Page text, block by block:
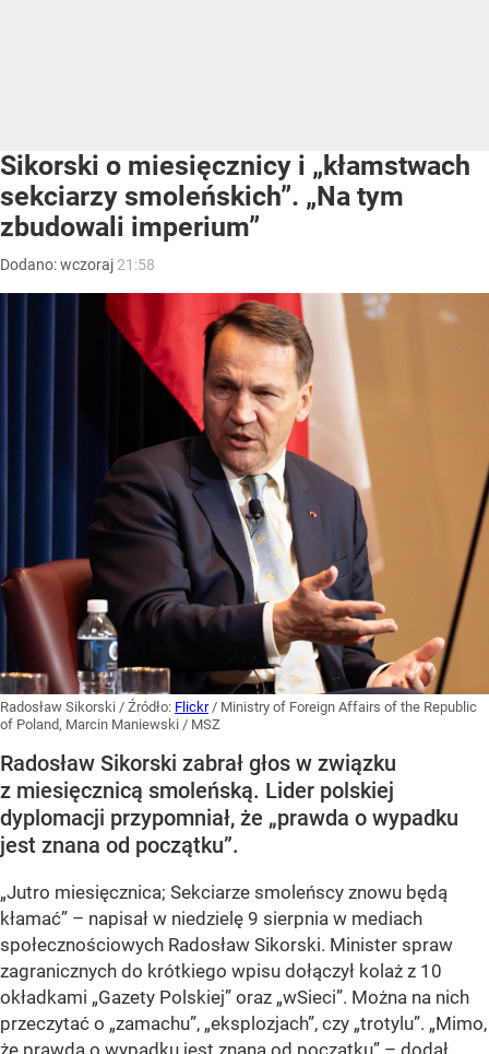
Sikorski o miesięcznicy i „kłamstwach
sekciarzy smoleńskich”. „Na tym
zbudowali imperium”
Dodano:wczoraj 21:58
Radosław Sikorski / Źródło: Flickr / Ministry of Foreign Affairs of the Republic
of Poland, Marcin Maniewski / MSZ
Radosław Sikorski zabrał głos w związku
z miesięcznicą smoleńską. Lider polskiej
dyplomacji przypomniał, że „prawda o wypadku
jest znana od początku”.
„Jutro miesięcznica; Sekciarze smoleńscy znowu będą
kłamać” – napisał w niedzielę 9 sierpnia w mediach
społecznościowych Radosław Sikorski. Minister spraw
zagranicznych do krótkiego wpisu dołączył kolaż z 10
okładkami „Gazety Polskiej” oraz „wSieci”. Można na nich
przeczytać o „zamachu”, „eksplozjach”, czy „trotylu”. „Mimo,
że prawda o wypadku jest znana od początku” – dodał